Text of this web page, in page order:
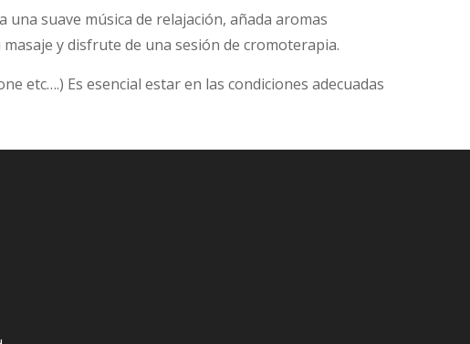
suave música de relajación, añada aromas
y disfrute de una sesión de cromoterapia.
etc….) Es esencial estar en las condiciones adecuadas